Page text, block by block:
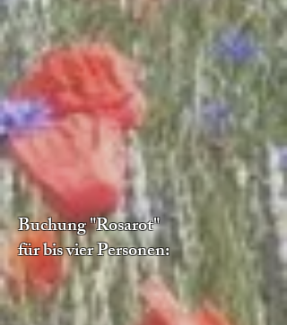
Buchung "Rosarot"
für bis vier Personen: